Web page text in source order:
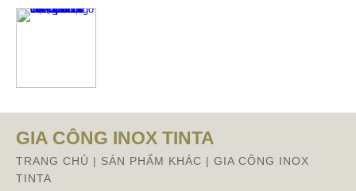
Từ mục này trở xuống là mã nguồn Zalo
GIA CÔNG INOX TINTA
TRANG CHỦ | SẢN PHẨM KHÁC | GIA CÔNG INOX
TINTA